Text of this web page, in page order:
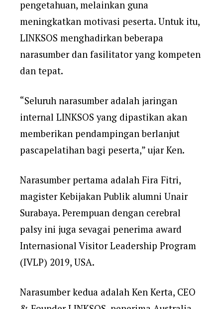
pengetahuan, melainkan guna
meningkatkan motivasi peserta. Untuk itu,
LINKSOS menghadirkan beberapa
narasumber dan fasilitator yang kompeten
dan tepat.
“Seluruh narasumber adalah jaringan
internal LINKSOS yang dipastikan akan
memberikan pendampingan berlanjut
pascapelatihan bagi peserta,” ujar Ken.
Narasumber pertama adalah Fira Fitri,
magister Kebijakan Publik alumni Unair
Surabaya. Perempuan dengan cerebral
palsy ini juga sevagai penerima award
Internasional Visitor Leadership Program
(IVLP) 2019, USA.
Narasumber kedua adalah Ken Kerta, CEO